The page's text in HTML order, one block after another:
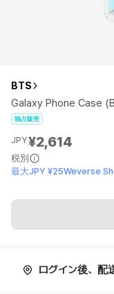
BTS
Galaxy Phone Case
独占販売
JPY¥2,614
税別
最大JPY ¥25Weverse
ログイン後、配